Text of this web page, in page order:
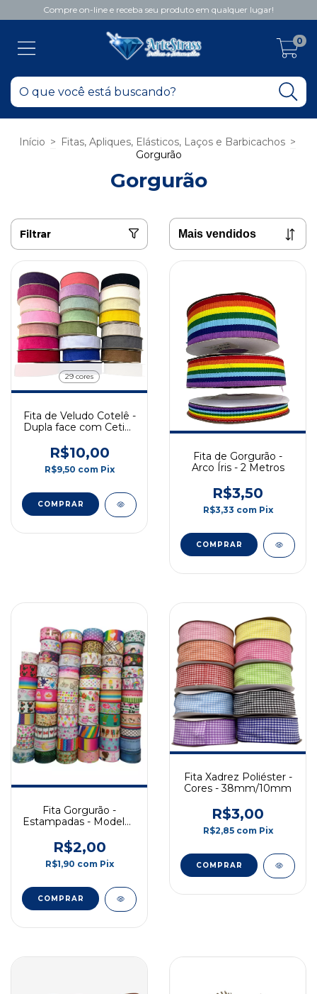
Compre on-line e receba seu produto em qualquer lugar!
0
Início > Fitas, Apliques, Elásticos, Laços e Barbicachos >
Gorgurão
Gorgurão
Filtrar
29 cores
Fita de Veludo Cotelê -
Dupla face com Cetim
R$10,00
R$9,50 com Pix
COMPRAR
Fita de Gorgurão -
Arco Íris - 2 Metros
R$3,50
R$3,33 com Pix
COMPRAR
Fita Gorgurão -
Estampadas - Modelos
R$2,00
R$1,90 com Pix
COMPRAR
Fita Xadrez Poliéster -
Cores - 38mm/10mm
R$3,00
R$2,85 com Pix
COMPRAR